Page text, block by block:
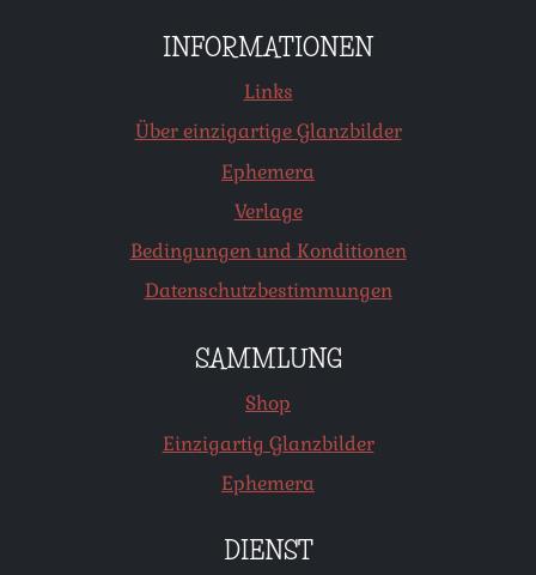
INFORMATIONEN
Links
Über einzigartige Glanzbilder
Ephemera
Verlage
Bedingungen und Konditionen
Datenschutzbestimmungen
SAMMLUNG
Shop
Einzigartig Glanzbilder
Ephemera
DIENST